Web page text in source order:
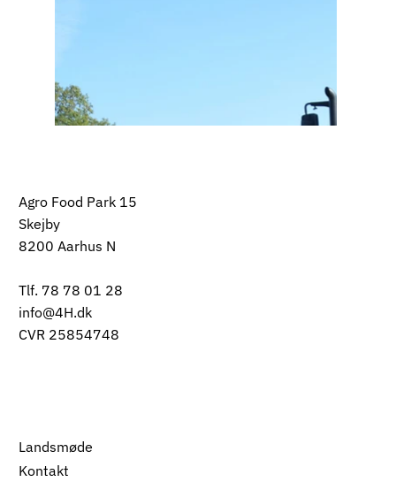
Agro Food Park 15
Skejby
8200 Aarhus N
Tlf. 78 78 01 28
info@4H.dk
CVR 25854748
Landsmøde
Kontakt